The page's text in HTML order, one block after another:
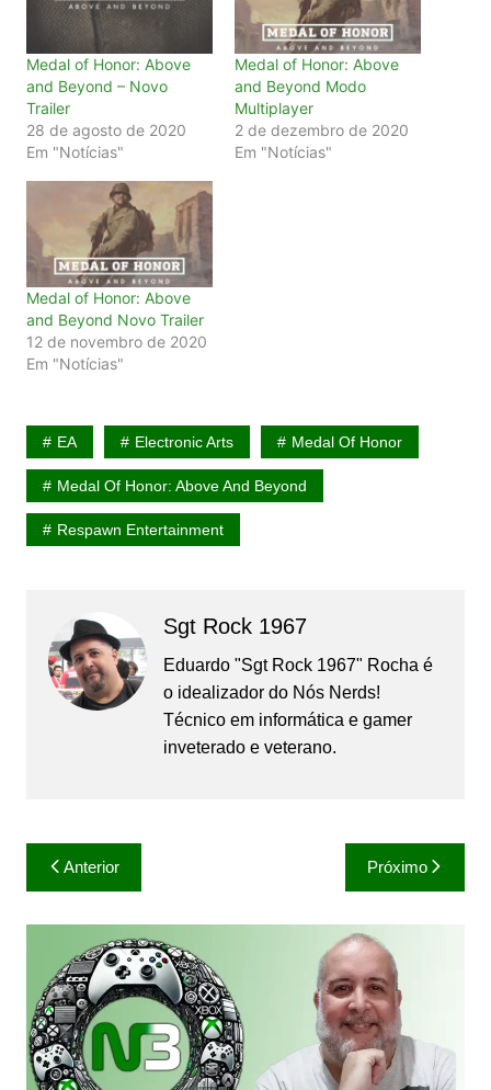
Medal of Honor: Above
and Beyond – Novo
Trailer
28 de agosto de 2020
Em "Notícias"
Medal of Honor: Above
and Beyond Modo
Multiplayer
2 de dezembro de 2020
Em "Notícias"
Medal of Honor: Above
and Beyond Novo Trailer
12 de novembro de 2020
Em "Notícias"
EA Electronic Arts Medal Of Honor
Medal Of Honor: Above And Beyond
Respawn Entertainment
Sgt Rock 1967
Eduardo "Sgt Rock 1967" Rocha é
o idealizador do Nós Nerds!
Técnico em informática e gamer
inveterado e veterano.
Navegação
de
Post
Anterior Próximo